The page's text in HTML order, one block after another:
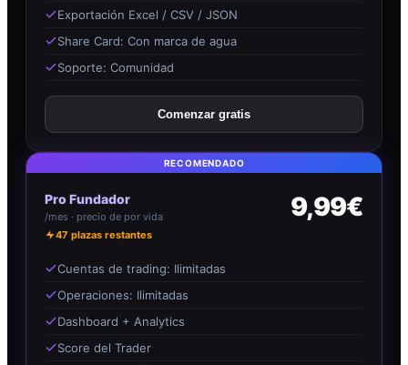
Exportación Excel / CSV / JSON
Share Card: Con marca de agua
Soporte: Comunidad
Comenzar gratis
RECOMENDADO
Pro Fundador
/mes · precio de por vida
47 plazas restantes
9,99€
Cuentas de trading: Ilimitadas
Operaciones: Ilimitadas
Dashboard + Analytics
Score del Trader